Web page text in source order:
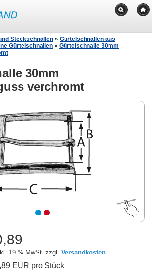
Steckschnallen » Gürtelschnallen aus
Gürtelschnallen » Gürtelschnalle 30mm
30mm
verchromt
19 % MwSt. zzgl. Versandkosten
EUR pro Stück